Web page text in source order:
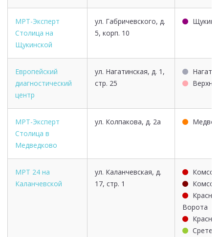
МРТ-Эксперт
Столица на
Щукинской
ул. Габричевского, д.
5, корп. 10
Европейский
диагностический
центр
ул. Нагатинская, д. 1,
стр. 25
МРТ-Эксперт
Столица в
Медведково
ул. Колпакова, д. 2а
МРТ 24 на
Каланчевской
ул. Каланчевская, д.
17, стр. 1
Ворота